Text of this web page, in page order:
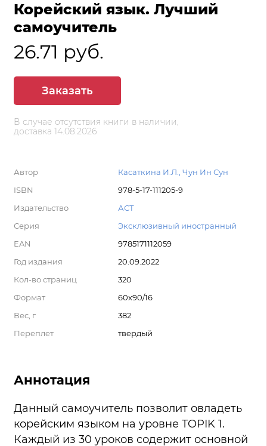
Корейский язык. Лучший
самоучитель
26.71 руб.
Заказать
В случае отсутствия книги в наличии,
доставка 14.08.2026
Автор
Касаткина И.Л., Чун Ин Сун
ISBN
978-5-17-111205-9
Издательство
АСТ
Серия
Эксклюзивный иностранный
EAN
9785171112059
Год издания
20.09.2022
Кол-во страниц
320
Формат
60x90/16
Вес, г
382
Переплет
твердый
Аннотация
Данный самоучитель позволит овладеть
корейским языком на уровне TOPIK 1.
Каждый из 30 уроков содержит основной